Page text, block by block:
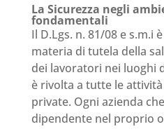
La Sicurezza negli
fondamentali
Il D.Lgs. n. 81/08 e s.m.i
materia di tutela della
dei lavoratori nei luoghi
è rivolta a tutte le
private. Ogni azienda
dipendente nel proprio